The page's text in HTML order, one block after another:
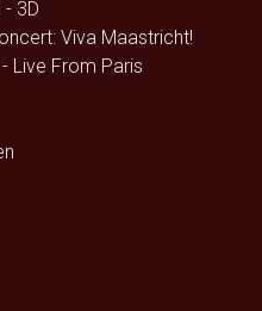
3D
Viva Maastricht!
Live From Paris